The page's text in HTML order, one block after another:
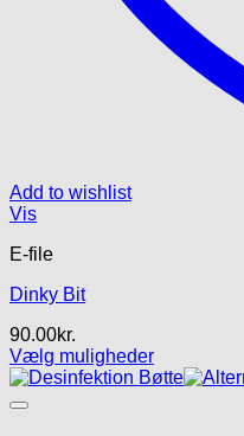
Add to wishlist
Vis
E-file
Dinky Bit
90.00kr.
Vælg muligheder
Dette
vare